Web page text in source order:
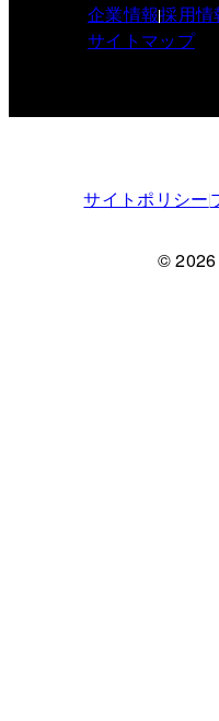
企業情報採用情
サイトマップ
サイトポリシー
© 2026